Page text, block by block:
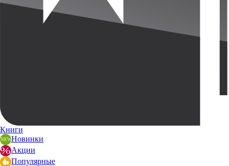
Книги
Новинки
Акции
Популярные